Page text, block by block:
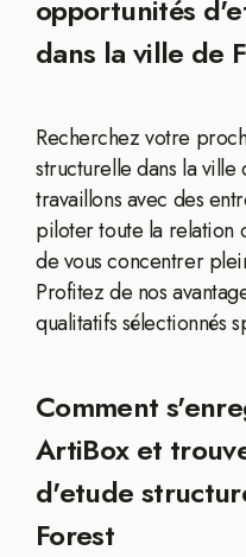
opportunités
dans la ville de
Recherchez votre
structurelle dans la
travaillons avec des
piloter toute la relation
de vous concentrer
Profitez de nos
qualitatifs sélectionnés
Comment
ArtiBox et
d'etude
Forest